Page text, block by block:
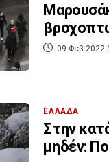
09 Φεβ 2022
ΕΛΛΑΔΑ
Στην
μηδέν: